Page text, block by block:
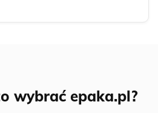
wybrać epaka.pl?